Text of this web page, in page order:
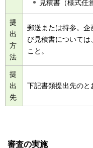
見積書（様式任
提
出
方
法
郵送または持参。企
び見積書については
こと。
提
出
先
下記書類提出先のと
審査の実施